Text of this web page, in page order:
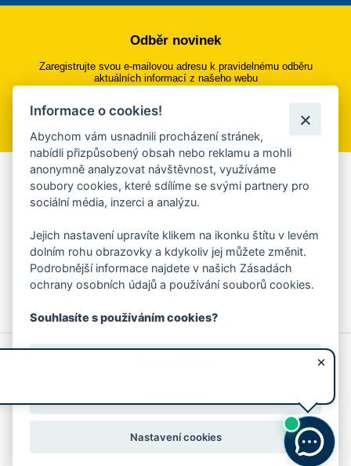
Odběr novinek
Zaregistrujte svou e-mailovou adresu k pravidelnému odběru
aktuálních informací z našeho webu
Přihlásit se k odběru
Aplikace Mobilní rozhlas
Chcete dostávat do svého mobilu či mailu upozornění na
ankety, pozvánky na kulturní a sportovní akce?
Více informací o aplikaci
© 2026 Magistrát města Zlína
Prohlášení o používání cookies
Informace o cookies!
Abychom vám usnadnili procházení stránek,
nabídli přizpůsobený obsah nebo reklamu a mohli
anonymně analyzovat návštěvnost, využíváme
soubory cookies, které sdílíme se svými partnery pro
sociální média, inzerci a analýzu.
Jejich nastavení upravíte klikem na ikonku štítu v levém
dolním rohu obrazovky a kdykoliv jej můžete změnit.
Podrobnější informace najdete v našich Zásadách
ochrany osobních údajů a používání souborů cookies.
Souhlasíte s používáním cookies?
Nastavení cookies